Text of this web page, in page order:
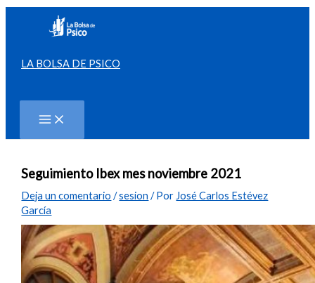
contenido
LA BOLSA DE PSICO
Seguimiento Ibex mes noviembre 2021
Deja un comentario /sesion / Por José Carlos Estévez
García